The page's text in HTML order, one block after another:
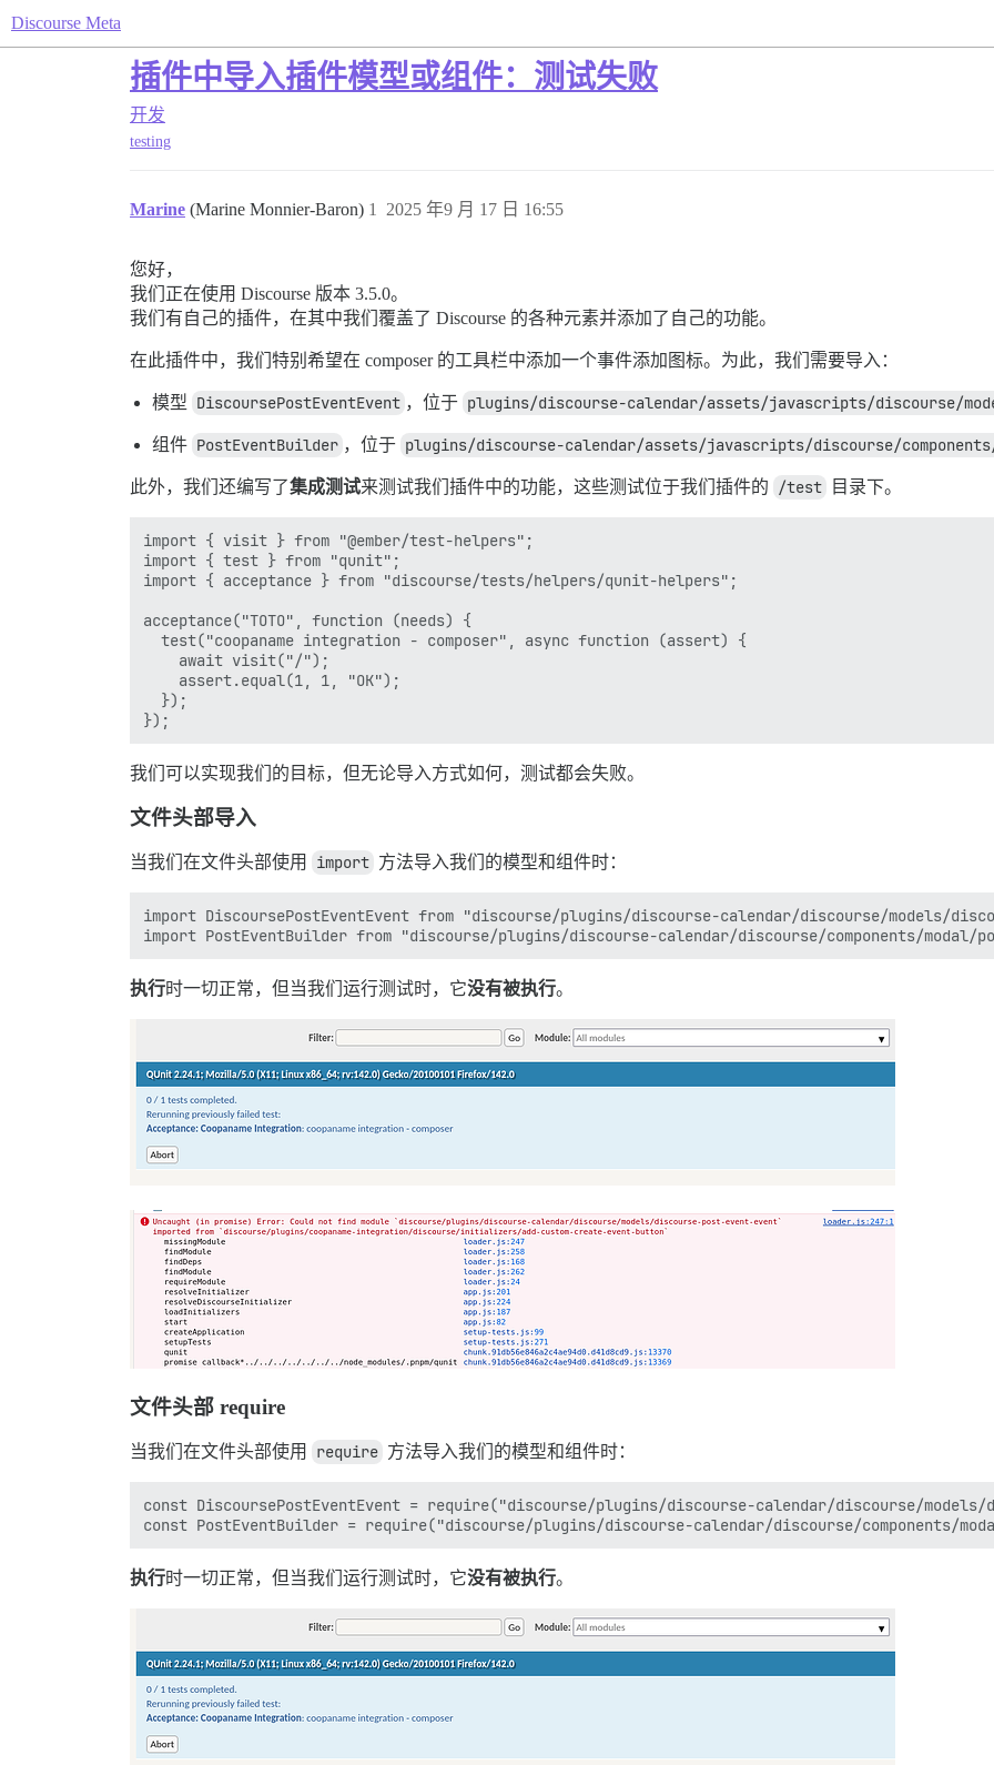
Discourse Meta
插件中导入插件模型或组件：测试失败
开发
testing
Marine (Marine Monnier-Baron) 2025 年9 月 17 日 16:55
1
您好，
我们正在使用 Discourse 版本 3.5.0。
我们有自己的插件，在其中我们覆盖了 Discourse 的各种元素并添加了自己的功能。
在此插件中，我们特别希望在 composer 的工具栏中添加一个事件添加图标。为此，我们需要导入：
模型 DiscoursePostEventEvent ，位于 plugins/discourse-calendar/assets/javascripts/discourse/
组件 PostEventBuilder ，位于 plugins/discourse-calendar/assets/javascripts/discourse/
此外，我们还编写了集成测试来测试我们插件中的功能，这些测试位于我们插件的 /test 目录下。
import { visit } from "@ember/test-helpers";
import { test } from "qunit";
import { acceptance } from "discourse/tests/helpers/qunit-helpers";
acceptance("TOTO", function (needs) {
  test("coopaname integration - composer", async function (assert) {
    await visit("/");
    assert.equal(1, 1, "OK");
  });
我们可以实现我们的目标，但无论导入方式如何，测试都会失败。
文件头部导入
当我们在文件头部使用 import 方法导入我们的模型和组件时：
import DiscoursePostEventEvent from "discourse/plugins/discourse-calendar/discourse/models/
执行时一切正常，但当我们运行测试时，它没有被执行。
文件头部 require
当我们在文件头部使用 require 方法导入我们的模型和组件时：
const DiscoursePostEventEvent = require("discourse/plugins/discourse-calendar/discourse/
执行时一切正常，但当我们运行测试时，它没有被执行。